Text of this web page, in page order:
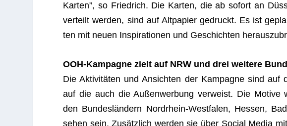
Kar­ten”, so Fried­rich. Die Kar­ten, die ab sofort an
ver­teilt wer­den, sind auf Alt­pa­pier gedruckt. Es ist
ten mit neuen Inspi­ra­tio­nen und Geschich­ten
OOH-Kam­pa­gne zielt auf NRW und drei wei­tere
Die Akti­vi­tä­ten und Ansich­ten der Kam­pa­gne sind auf
auf die auch die Außen­wer­bung ver­weist. Die Motive
den Bun­des­län­dern Nord­rhein-West­fa­len, Hes­sen,
sehen sein. Zusätz­lich wer­den sie über Social Media